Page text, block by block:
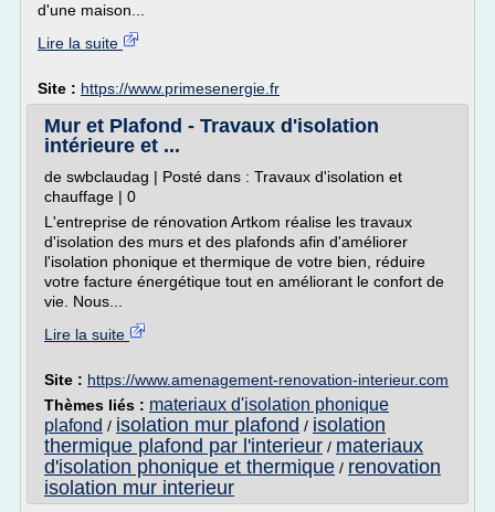
d'une maison...
Lire la suite
Site : https://www.primesenergie.fr
Mur et Plafond - Travaux d'isolation
intérieure et ...
de swbclaudag | Posté dans : Travaux d'isolation et
chauffage | 0
L'entreprise de rénovation Artkom réalise les travaux
d'isolation des murs et des plafonds afin d'améliorer
l'isolation phonique et thermique de votre bien, réduire
votre facture énergétique tout en améliorant le confort de
vie. Nous...
Lire la suite
Site : https://www.amenagement-renovation-interieur.com
Thèmes liés : materiaux d'isolation phonique
plafond / isolation mur plafond / isolation
thermique plafond par l'interieur / materiaux
d'isolation phonique et thermique / renovation
isolation mur interieur